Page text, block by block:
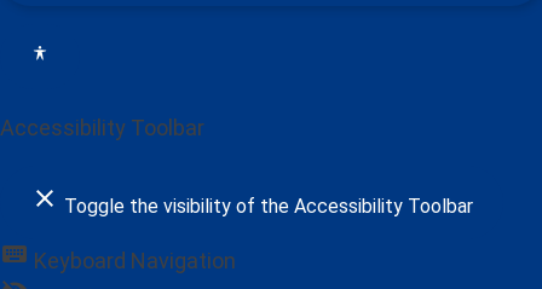
Accessibility Toolbar
close Toggle the visibility of the Accessibility Toolbar
keyboard Keyboard Navigation